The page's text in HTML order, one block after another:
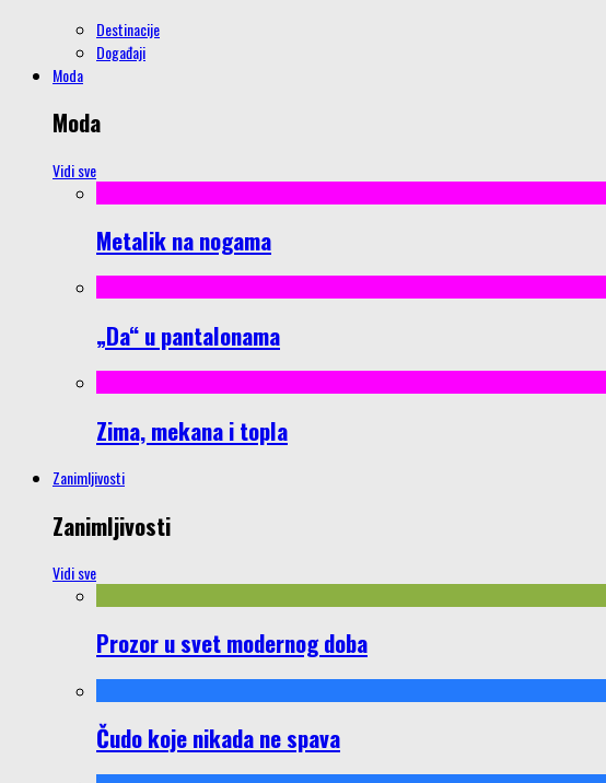
Destinacije
Događaji
Moda
Moda
Vidi sve
Metalik na nogama
„Da“ u pantalonama
Zima, mekana i topla
Zanimljivosti
Zanimljivosti
Vidi sve
Prozor u svet modernog doba
Čudo koje nikada ne spava